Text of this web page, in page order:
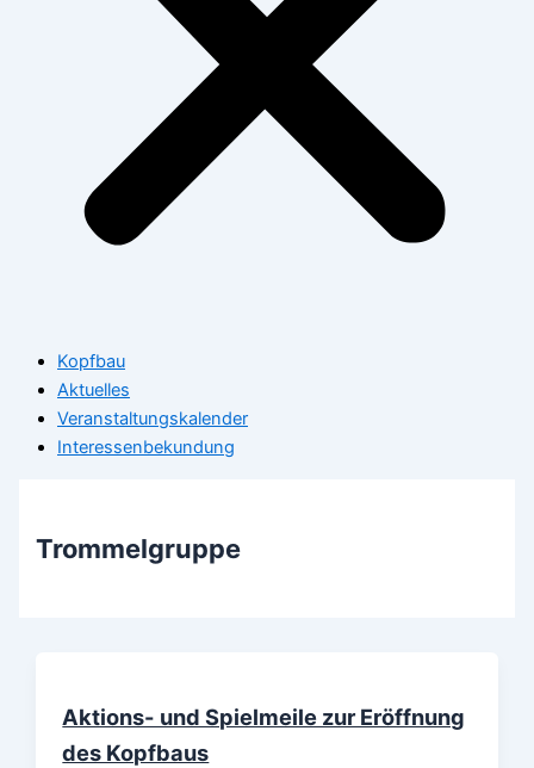
Kopfbau
Aktuelles
Veranstaltungskalender
Interessenbekundung
Trommelgruppe
Aktions- und Spielmeile zur Eröffnung
des Kopfbaus